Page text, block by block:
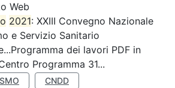
Web
2021: XXIII Convegno Nazionale
e Servizio Sanitario
dei lavori PDF in
Programma 31...
CNDD